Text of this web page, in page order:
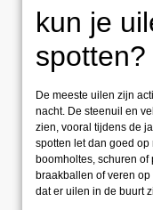
kun je
spotten?
De meeste uilen zijn
nacht. De steenuil en
zien, vooral tijdens de
spotten let dan goed
boomholtes, schuren
braakballen of veren
dat er uilen in de buurt